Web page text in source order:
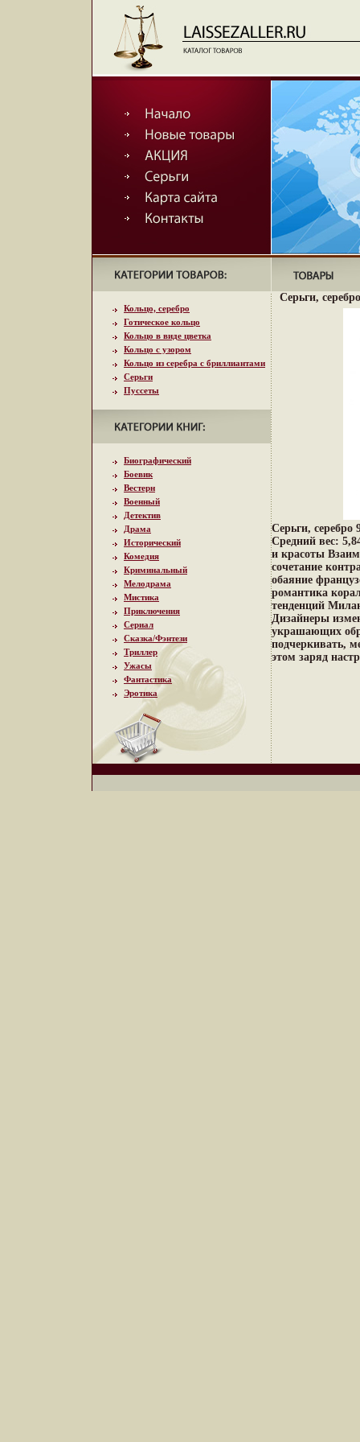
Кольцо, серебро
Готическое кольцо
Кольцо в виде цветка
Кольцо с узором
Кольцо из серебра с бриллиантами
Серьги
Пуссеты
Биографический
Боевик
Вестерн
Военный
Детектив
Драма
Исторический
Комедия
Криминальный
Мелодрама
Мистика
Приключения
Сериал
Сказка/Фэнтези
Триллер
Ужасы
Фантастика
Эротика
Серьги,
Серьги,
Средний вес:
и красоты
сочетание
обаяние
романтика
тенденций
Дизайнеры
украшающих
подчеркивать,
этом заряд